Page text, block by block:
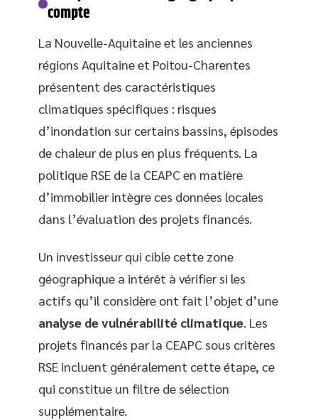
compte
La Nouvelle-Aquitaine et les anciennes
régions Aquitaine et Poitou-Charentes
présentent des caractéristiques
climatiques spécifiques : risques
d’inondation sur certains bassins, épisodes
de chaleur de plus en plus fréquents. La
politique RSE de la CEAPC en matière
d’immobilier intègre ces données locales
dans l’évaluation des projets financés.
Un investisseur qui cible cette zone
géographique a intérêt à vérifier si les
actifs qu’il considère ont fait l’objet d’une
analyse de vulnérabilité climatique. Les
projets financés par la CEAPC sous critères
RSE incluent généralement cette étape, ce
qui constitue un filtre de sélection
supplémentaire.